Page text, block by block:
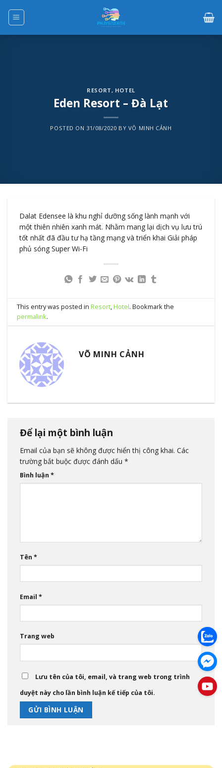
RESORT, HOTEL
Eden Resort – Đà Lạt
POSTED ON 31/08/2020 BY VÕ MINH CẢNH
Dalat Edensee là khu nghỉ dưỡng sống lành mạnh với
một thiên nhiên xanh mát. Nhằm mang lại dịch vụ lưu trú
tốt nhất đã đầu tư hạ tầng mạng và triển khai Giải pháp
phủ sóng Super Wi-Fi
This entry was posted inResort,Hotel. Bookmark the
permalink.
VÕ MINH CẢNH
Để lại một bình luận
Email của bạn sẽ không được hiển thị công khai. Các
trường bắt buộc được đánh dấu *
Bình luận *
Tên *
Email *
Trang web
Lưu tên của tôi, email, và trang web trong trình
duyệt này cho lần bình luận kế tiếp của tôi.